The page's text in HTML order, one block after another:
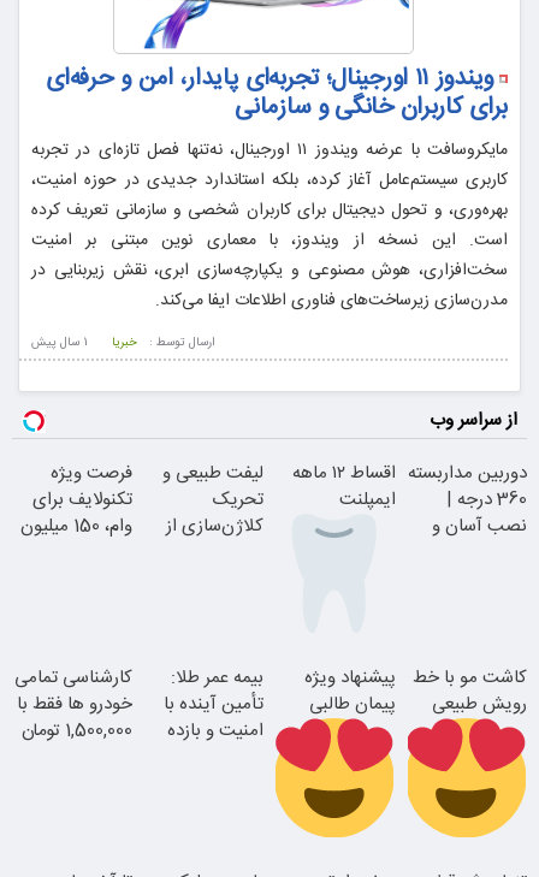
ویندوز ۱۱ اورجینال؛ تجربه‌ای پایدار، امن و حرفه‌ای
برای کاربران خانگی و سازمانی
مایکروسافت با عرضه ویندوز ۱۱ اورجینال، نه‌تنها فصل تازه‌ای در تجربه
کاربری سیستم‌عامل آغاز کرده، بلکه استاندارد جدیدی در حوزه امنیت،
بهره‌وری، و تحول دیجیتال برای کاربران شخصی و سازمانی تعریف کرده
است. این نسخه از ویندوز، با معماری نوین مبتنی بر امنیت
سخت‌افزاری، هوش مصنوعی و یکپارچه‌سازی ابری، نقش زیربنایی در
مدرن‌سازی زیرساخت‌های فناوری اطلاعات ایفا می‌کند.
1 سال پيش ارسال توسط : خبریا
از سراسر وب
دوربین مداربسته
360 درجه |
نصب آسان و
اقساط ۱۲ ماهه
ایمپلنت
ضامن؛ همین
امروز اقدام کن
لیفت طبیعی و
تحریک
کلاژن‌سازی از
جوان شو
فرصت ویژه
تکنولایف برای
وام، 150 میلیون
کاشت مو با خط
رویش طبیعی
پیشنهاد ویژه
پیمان طالبی
بیمه عمر طلا:
تأمین آینده با
امنیت و بازده
کارشناسی تمامی
خودرو ها فقط با
1,500,000 تومان